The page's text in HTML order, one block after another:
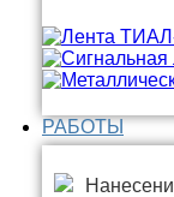
РАБОТЫ